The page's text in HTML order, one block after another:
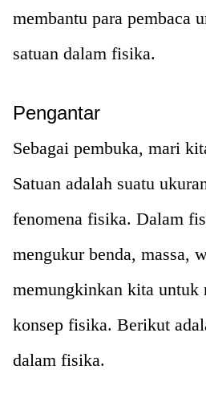
membantu para pembaca
satuan dalam fisika.
Pengantar
Sebagai pembuka, mari
Satuan adalah suatu
fenomena fisika. Dalam
mengukur benda, massa,
memungkinkan kita untuk
konsep fisika. Berikut
dalam fisika.